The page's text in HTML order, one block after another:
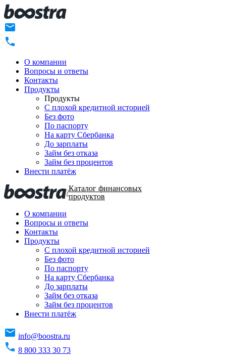
О компании
Вопросы и ответы
Контакты
Продукты
Продукты
C плохой кредитной историей
Без фото
По паспорту
На карту Сбербанка
До зарплаты
Займ без отказа
Займ без процентов
Внести платёж
/Каталог финансовых
продуктов
О компании
Вопросы и ответы
Контакты
Продукты
C плохой кредитной историей
Без фото
По паспорту
На карту Сбербанка
До зарплаты
Займ без отказа
Займ без процентов
Внести платёж
info@boostra.ru
8 800 333 30 73